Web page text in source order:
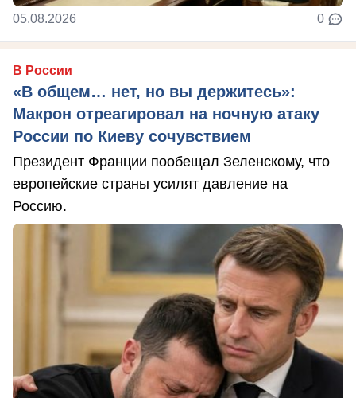
05.08.2026 0
В России
«В общем… нет, но вы держитесь»:
Макрон отреагировал на ночную атаку
России по Киеву сочувствием
Президент Франции пообещал Зеленскому, что
европейские страны усилят давление на
Россию.